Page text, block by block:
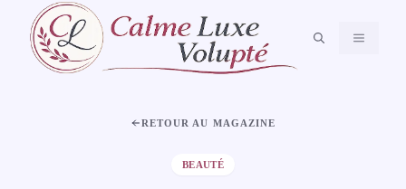
contenu
MENU
RETOUR AU MAGAZINE
BEAUTÉ